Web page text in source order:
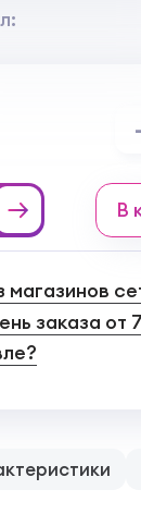
-
заказа от